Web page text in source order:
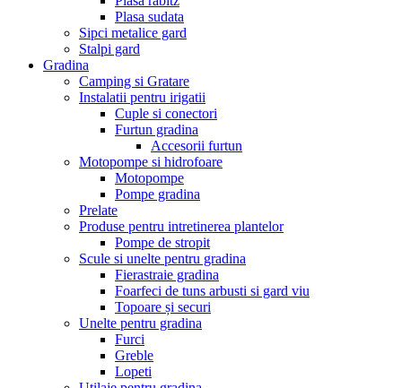
Plasa sudata
Sipci metalice gard
Stalpi gard
Gradina
Camping si Gratare
Instalatii pentru irigatii
Cuple si conectori
Furtun gradina
Accesorii furtun
Motopompe si hidrofoare
Motopompe
Pompe gradina
Prelate
Produse pentru intretinerea plantelor
Pompe de stropit
Scule si unelte pentru gradina
Fierastraie gradina
Foarfeci de tuns arbusti si gard viu
Topoare și securi
Unelte pentru gradina
Furci
Greble
Lopeti